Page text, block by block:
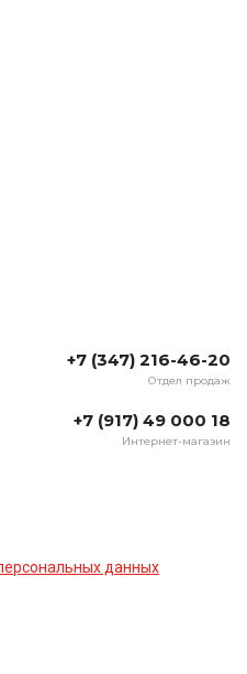
+7 (347) 216-46-20
Отдел продаж
+7 (917) 49 000 18
Интернет-магазин
данных